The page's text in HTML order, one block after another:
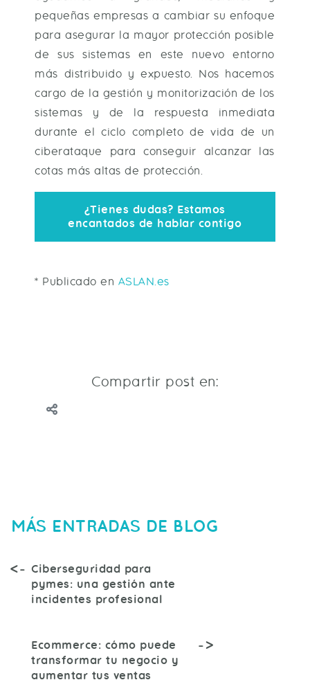
pequeñas empresas a cambiar su enfoque
para asegurar la mayor protección posible
de sus sistemas en este nuevo entorno
más distribuido y expuesto. Nos hacemos
cargo de la gestión y monitorización de los
sistemas y de la respuesta inmediata
durante el ciclo completo de vida de un
ciberataque para conseguir alcanzar las
cotas más altas de protección.
¿Tienes dudas? Estamos
encantados de hablar contigo
* Publicado en ASLAN.es
MÁS ENTRADAS DE BLOG
Ciberseguridad para
pymes: una gestión ante
incidentes profesional
Ecommerce: cómo puede
transformar tu negocio y
aumentar tus ventas